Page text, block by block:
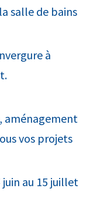
salle de bains
à
aménagement
vos projets
au 15 juillet